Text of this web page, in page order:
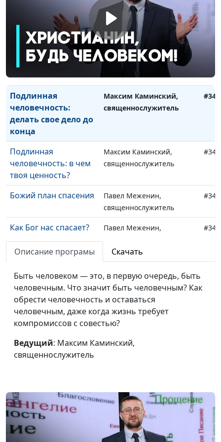
Христос – образец
человечности
Максим Каминский,
священнослужитель
Подлинная
человечность:
чувство долга и
ответственность
Максим Каминский,
священнослужитель
Подлинная
человечность:
делать свое дело до
конца
Максим Каминский,
священнослужитель
#346
Подлинная
человечность: в чем
твоя ценность?
Максим Каминский,
священнослужитель
#345
Божий план спасения
Павел Меженин,
священнослужитель
#344
Как Бог нас спасает?
Павел Меженин,
#343
человечества: что
Павел Меженин,
#342
Царство Небесное и
Царство Земное
Михаил Варёнов,
священнослужитель
ценность, дающая
радость
священнослужитель
найти Бога?
священнослужитель
Лучший способ
выразить
благодарность
Михаил Варёнов,
священнослужитель
#338
Описание програмы Скачать
Быть человеком — это, в первую очередь, быть
человечным. Что значит быть человечным? Как
обрести человечность и оставаться
человечным, даже когда жизнь требует
компромиссов с совестью?
Ведущий: Максим Каминский,
священнослужитель